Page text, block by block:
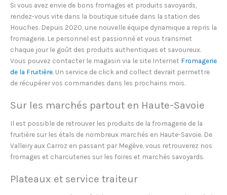
Si vous avez envie de bons fromages et produits savoyards,
rendez-vous vite dans la boutique située dans la station des
Houches. Depuis 2020, une nouvelle équipe dynamique a repris la
fromagerie. Le personnel est passionné et vous transmet
chaque jour le goût des produits authentiques et savoureux.
Vous pouvez contacter le magasin via le site Internet Fromagerie
de la Fruitière. Un service de click and collect devrait permettre
de récupérer vos commandes dans les prochains mois.
Sur les marchés partout en Haute-Savoie
Il est possible de retrouver les produits de la fromagerie de la
fruitière sur les étals de nombreux marchés en Haute-Savoie. De
Valleiry aux Carroz en passant par Megève, vous retrouverez nos
fromages et charcuteries sur les foires et marchés savoyards.
Plateaux et service traiteur